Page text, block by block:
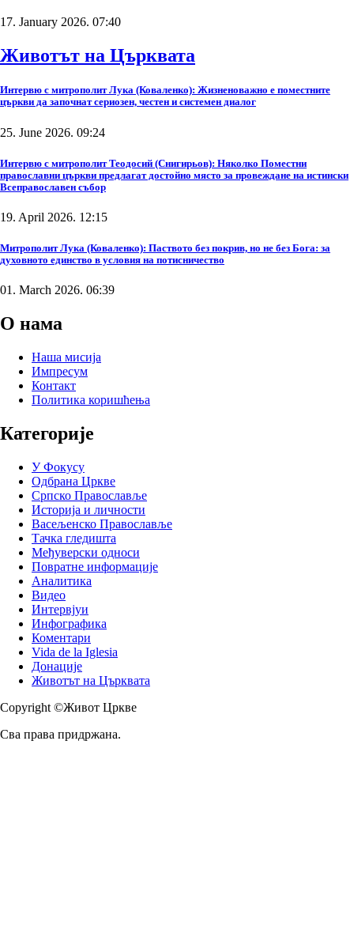
17. January 2026. 07:40
Животът на Църквата
Интервю с митрополит Лука (Коваленко): Жизненоважно е поместните
църкви да започнат сериозен, честен и системен диалог
25. June 2026. 09:24
Интервю с митрополит Теодосий (Снигирьов): Няколко Поместни
православни църкви предлагат достойно място за провеждане на истински
Всеправославен събор
19. April 2026. 12:15
Митрополит Лука (Коваленко): Паството без покрив, но не без Бога: за
духовното единство в условия на потисничество
01. March 2026. 06:39
О нама
Наша мисија
Импресум
Контакт
Политика коришћења
Категорије
У Фокусу
Одбрана Цркве
Српско Православље
Историја и личности
Васељенско Православље
Тачка гледишта
Међуверски односи
Повратне информације
Аналитика
Видео
Интервјуи
Инфографика
Коментари
Vida de la Iglesia
Донације
Животът на Църквата
Copyright ©Живот Цркве
Сва права придржана.